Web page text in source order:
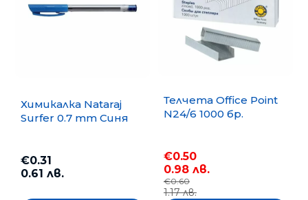
Химикалка Nataraj
Surfer 0.7 mm Синя
€0.31
0.61 лв.
Телчета Office Point
N24/6 1000 бр.
€0.50
0.98 лв.
€0.60
1.17 лв.